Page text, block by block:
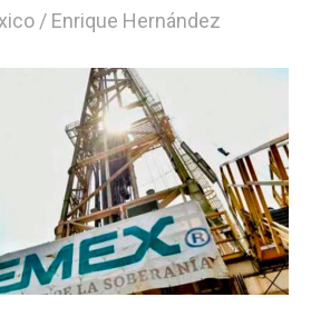
/ Enrique Hernández